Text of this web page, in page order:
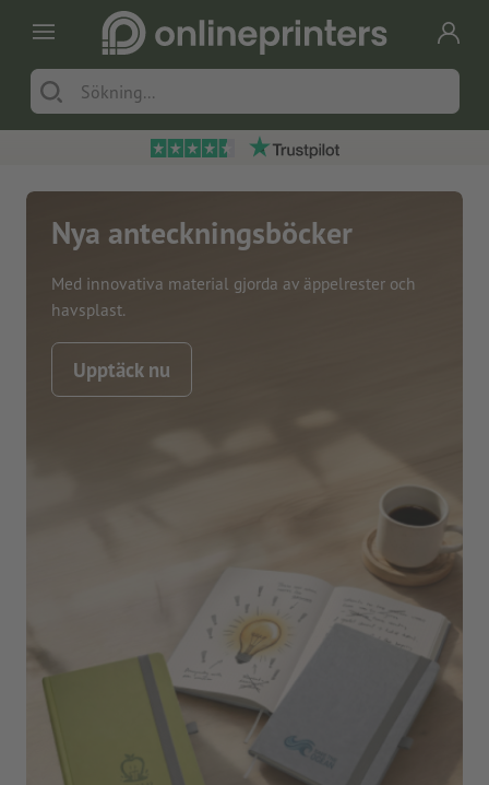
Nya anteckningsböcker
Med innovativa material gjorda av äppelrester och
havsplast.
Upptäck nu